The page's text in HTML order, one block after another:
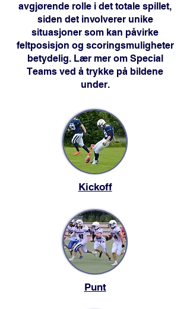
avgjørende rolle i det totale spillet,
siden det involverer unike
situasjoner som kan påvirke
feltposisjon og scoringsmuligheter
betydelig. Lær mer om Special
Teams ved å trykke på bildene
under.
Kickoff
Punt